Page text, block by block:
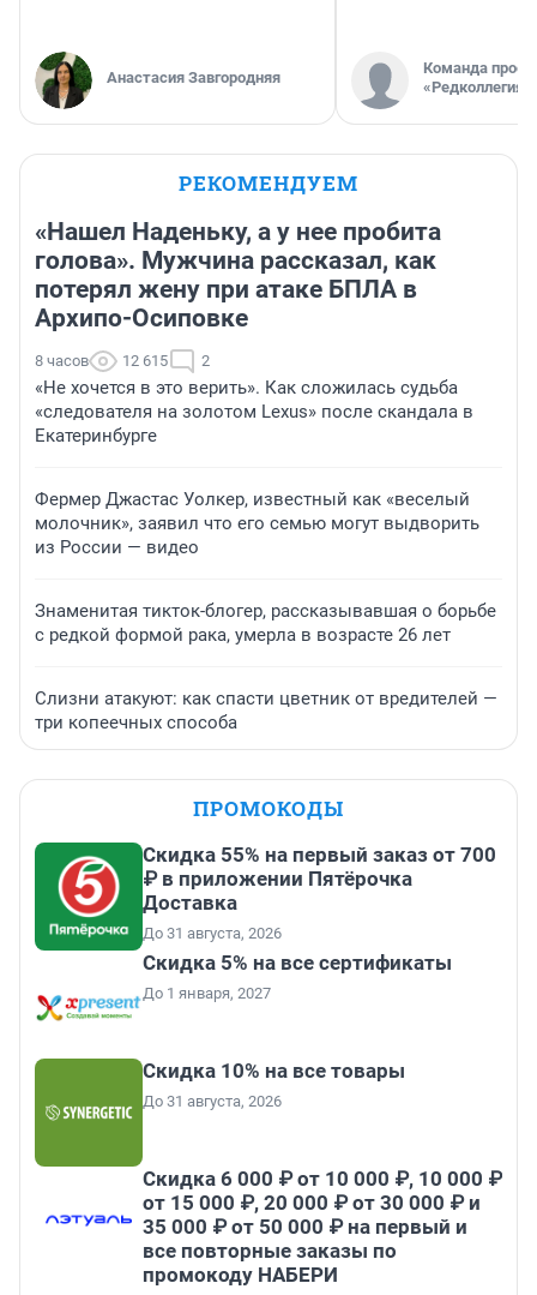
Анастасия Завгородняя
Команда
«Редколлегия»
РЕКОМЕНДУЕМ
«Нашел Наденьку, а у нее пробита
голова». Мужчина рассказал, как
потерял жену при атаке БПЛА в
Архипо-Осиповке
8 часов 12 615 2
«Не хочется в это верить». Как сложилась судьба
«следователя на золотом Lexus» после скандала в
Екатеринбурге
Фермер Джастас Уолкер, известный как «веселый
молочник», заявил что его семью могут выдворить
из России — видео
Знаменитая тикток-блогер, рассказывавшая о борьбе
с редкой формой рака, умерла в возрасте 26 лет
Слизни атакуют: как спасти цветник от вредителей —
три копеечных способа
ПРОМОКОДЫ
Скидка 55% на первый заказ от 700
₽ в приложении Пятёрочка
Доставка
До 31 августа, 2026
Скидка 5% на все сертификаты
До 1 января, 2027
Скидка 10% на все товары
До 31 августа, 2026
Скидка 6 000 ₽ от 10 000 ₽, 10 000 ₽
от 15 000 ₽, 20 000 ₽ от 30 000 ₽ и
35 000 ₽ от 50 000 ₽ на первый и
все повторные заказы по
промокоду НАБЕРИ